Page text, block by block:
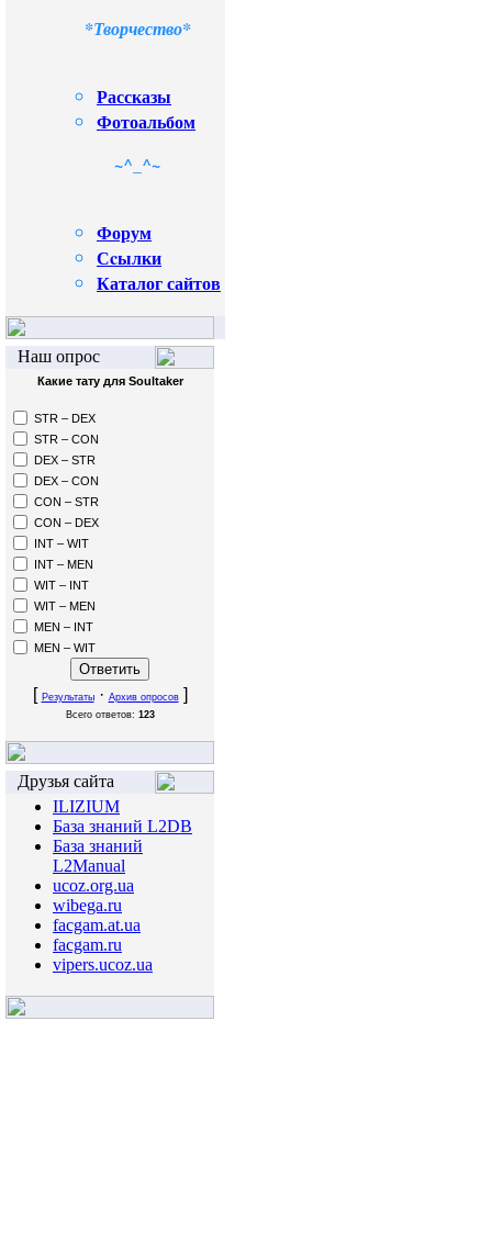
*Творчество*
Рассказы
Фотоальбом
~^_^~
Форум
Сcылки
Каталог сайтов
Наш опрос
Какие тату для Soultaker
STR – DEX
STR – CON
DEX – STR
DEX – CON
CON – STR
CON – DEX
INT – WIT
INT – MEN
WIT – INT
WIT – MEN
MEN – INT
MEN – WIT
[ Результаты· Архив опросов]
Всего ответов: 123
Друзья сайта
ILIZIUM
База знаний L2DB
База знаний
L2Manual
ucoz.org.ua
wibega.ru
facgam.at.ua
facgam.ru
vipers.ucoz.ua